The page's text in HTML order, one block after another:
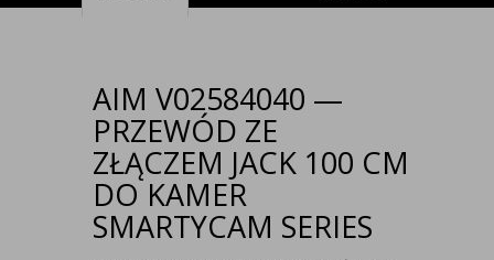
AIM V02584040 —
PRZEWÓD ZE
ZŁĄCZEM JACK 100 CM
DO KAMER
SMARTYCAM SERIES